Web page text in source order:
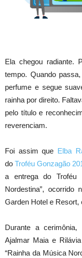
Ela chegou radiante.
tempo. Quando
perfume e segue
rainha por direito.
pelo título e
reverenciam.
Foi assim que Elba
do Troféu Gonzagão
a entrega do Troféu
Nordestina”, ocorrido
Garden Hotel e Resort,
Durante a
Ajalmar Maia e
“Rainha da Música